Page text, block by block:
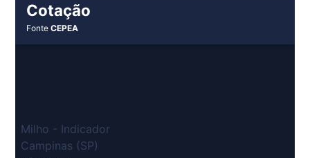
Cotação
FonteCEPEA
Milho - Indicador
Campinas (SP)